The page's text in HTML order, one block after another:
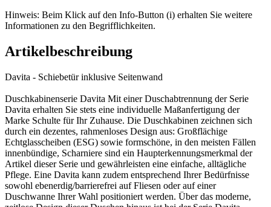
Hinweis: Beim Klick auf den Info-Button (i) erhalten Sie weitere
Informationen zu den Begrifflichkeiten.
Artikelbeschreibung
Davita - Schiebetür inklusive Seitenwand
Duschkabinenserie Davita Mit einer Duschabtrennung der Serie
Davita erhalten Sie stets eine individuelle Maßanfertigung der
Marke Schulte für Ihr Zuhause. Die Duschkabinen zeichnen sich
durch ein dezentes, rahmenloses Design aus: Großflächige
Echtglasscheiben (ESG) sowie formschöne, in den meisten Fällen
innenbündige, Scharniere sind ein Haupterkennungsmerkmal der
Artikel dieser Serie und gewährleisten eine einfache, alltägliche
Pflege. Eine Davita kann zudem entsprechend Ihrer Bedürfnisse
sowohl ebenerdig/barrierefrei auf Fliesen oder auf einer
Duschwanne Ihrer Wahl positioniert werden. Über das moderne,